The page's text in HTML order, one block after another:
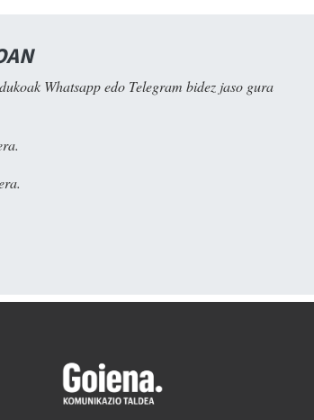
Whatsapp edo Telegram bidez jaso gura